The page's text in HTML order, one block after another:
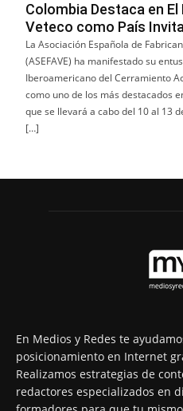
Colombia Destaca en
Veteco como País
La Asociación Española de
(ASEFAVE) ha manifestado su
Iberoamericano del Cerramiento
como uno de los más destacados
que se llevará a cabo del 10 al 13
[…]
En Medios y Redes te
posicionamiento en Internet
Realizamos estrategias de
redactores especializados en